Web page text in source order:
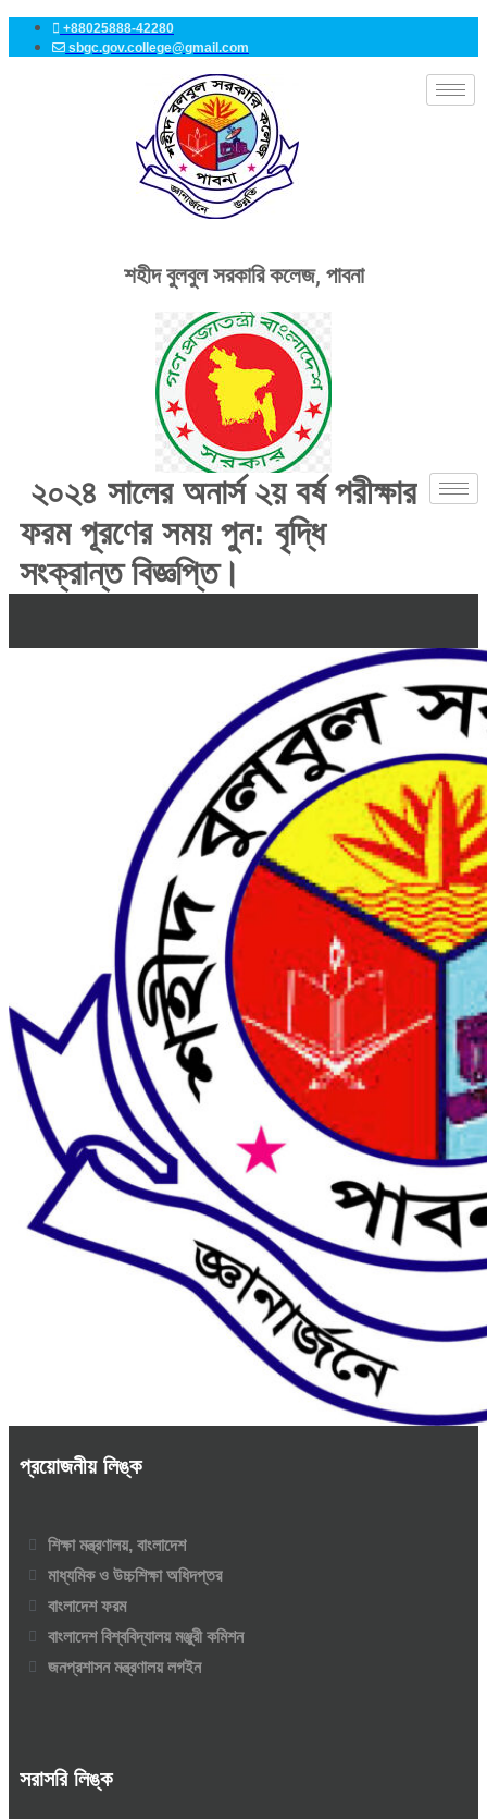
Skip
+88025888-42280
sbgc.gov.college@gmail.com
শহীদ বুলবুল সরকারি কলেজ, পাবনা
২০২৪ সালের অনার্স ২য় বর্ষ পরীক্ষার
ফরম পূরণের সময় পুন: বৃদ্ধি
সংক্রান্ত বিজ্ঞপ্তি।
প্রয়োজনীয় লিঙ্ক
শিক্ষা মন্ত্রণালয়, বাংলাদেশ
মাধ্যমিক ও উচ্চশিক্ষা অধিদপ্তর
বাংলাদেশ ফরম
বাংলাদেশ বিশ্ববিদ্যালয় মঞ্জুরী কমিশন
জনপ্রশাসন মন্ত্রণালয় লগইন
সরাসরি লিঙ্ক